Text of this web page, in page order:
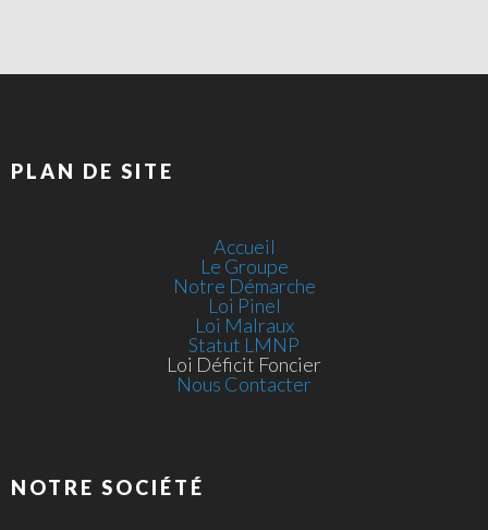
PLAN DE SITE
Accueil
Le Groupe
Notre Démarche
Loi Pinel
Loi Malraux
Statut LMNP
Loi Déficit Foncier
Nous Contacter
NOTRE SOCIÉTÉ